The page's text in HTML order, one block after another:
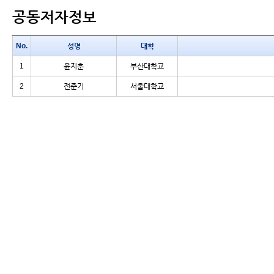
공동저자정보
No. 성명 대학
1 윤지훈 부산대학교
2 전준기 서울대학교